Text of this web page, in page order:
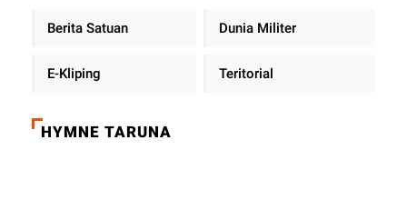
Berita Satuan Dunia Militer
E-Kliping Teritorial
HYMNE TARUNA